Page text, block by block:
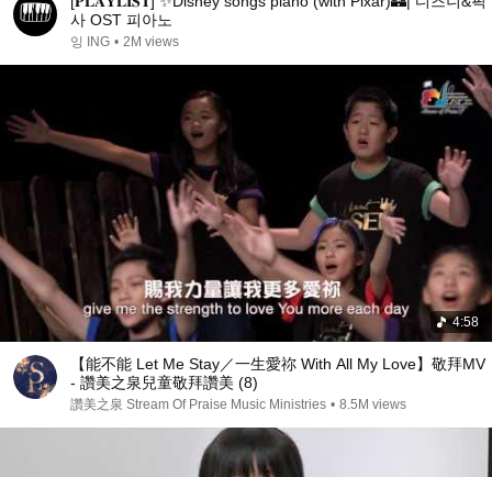
사 OST 피아노
잉 ING • 2M views
4:58
【能不能 Let Me Stay／一生愛祢 With All My Love】敬拜MV
- 讚美之泉兒童敬拜讚美 (8)
讚美之泉 Stream Of Praise Music Ministries • 8.5M views